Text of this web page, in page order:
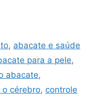
, abacate e saúde
para a pele,
abacate,
cérebro, controle